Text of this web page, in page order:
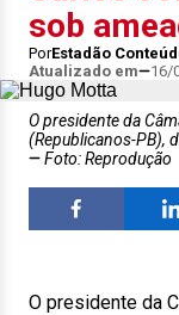
sob
PorEstadão
Atualizado em
16/
O presidente da
(Republicanos-PB),
Foto: Reprodução
O presidente da